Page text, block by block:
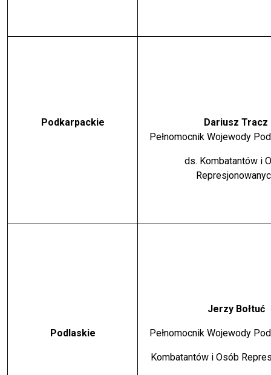
Podkarpackie
Dariusz Tracz
Pełnomocnik Wojewody
ds. Kombatantów i
Podlaskie
Jerzy Bołtuć
Pełnomocnik Wojewody
Kombatantów i Osób